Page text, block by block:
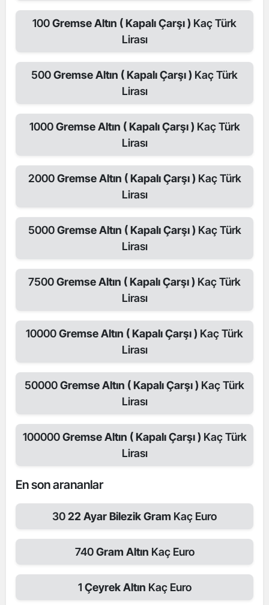
100Gremse Altın ( Kapalı Çarşı ) Kaç Türk
Lirası
500Gremse Altın ( Kapalı Çarşı ) Kaç Türk
Lirası
1000Gremse Altın ( Kapalı Çarşı ) Kaç Türk
Lirası
2000Gremse Altın ( Kapalı Çarşı ) Kaç Türk
Lirası
5000Gremse Altın ( Kapalı Çarşı ) Kaç Türk
Lirası
7500Gremse Altın ( Kapalı Çarşı ) Kaç Türk
Lirası
10000Gremse Altın ( Kapalı Çarşı ) Kaç Türk
Lirası
50000Gremse Altın ( Kapalı Çarşı ) Kaç Türk
Lirası
100000Gremse Altın ( Kapalı Çarşı ) Kaç Türk
Lirası
En son arananlar
3022 Ayar Bilezik Gram Kaç Euro
740Gram Altın Kaç Euro
1 Çeyrek Altın Kaç Euro